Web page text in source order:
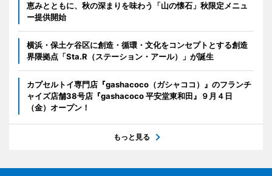
恵みとともに、秋の深まりを味わう「山の懐石」秋限定メニュ
ー提供開始
横浜・保土ケ谷区に創造・循環・文化をコンセプトとする創造
界隈拠点「Sta.R（ステーション・アール）」が誕生
カプセルトイ専門店『gashacoco（ガシャココ）』のフランチ
ャイズ店舗38号店『gashacoco 平安堂東和田』９月４日
（金）オープン！
もっと見る